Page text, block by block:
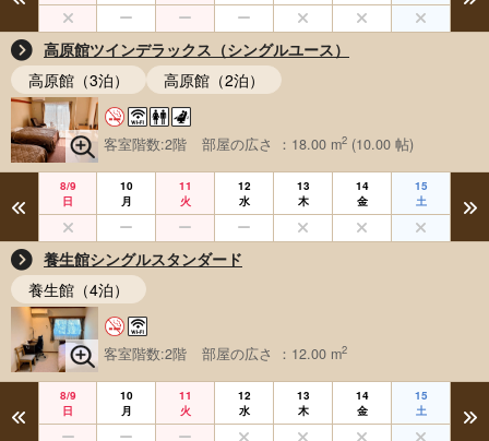
高原館ツインデラックス（シングルユース）
高原館（3泊）
高原館（2泊）
客室階数:2階 部屋の広さ ：18.00 m2 (10.00 帖)
8/9
日
10
月
11
火
12
水
13
木
14
金
15
土
養生館シングルスタンダード
養生館（4泊）
客室階数:2階 部屋の広さ ：12.00 m2
8/9
日
10
月
11
火
12
水
13
木
14
金
15
土